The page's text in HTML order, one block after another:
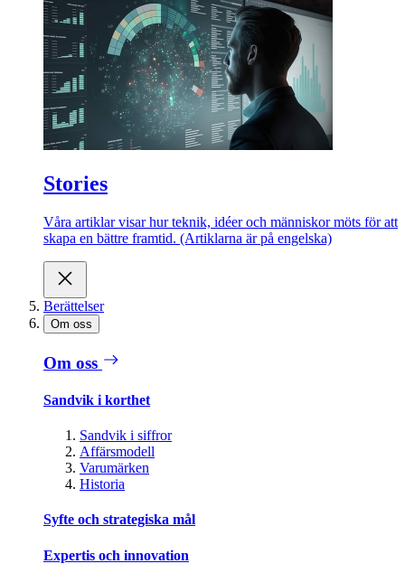
Stories
Våra artiklar visar hur teknik, idéer och människor möts för att
skapa en bättre framtid. (Artiklarna är på engelska)
Berättelser
Om oss
Om oss
Sandvik i korthet
Sandvik i siffror
Affärsmodell
Varumärken
Historia
Syfte och strategiska mål
Expertis och innovation